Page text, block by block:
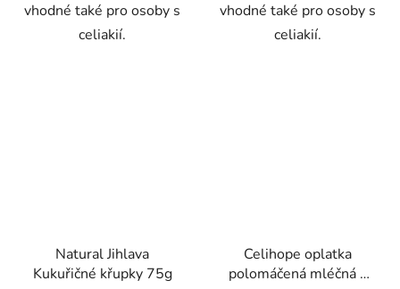
vhodné také pro osoby s
celiakií.
vhodné také pro osoby s
celiakií.
Natural Jihlava
Kukuřičné křupky 75g
Celihope oplatka
polomáčená mléčná s